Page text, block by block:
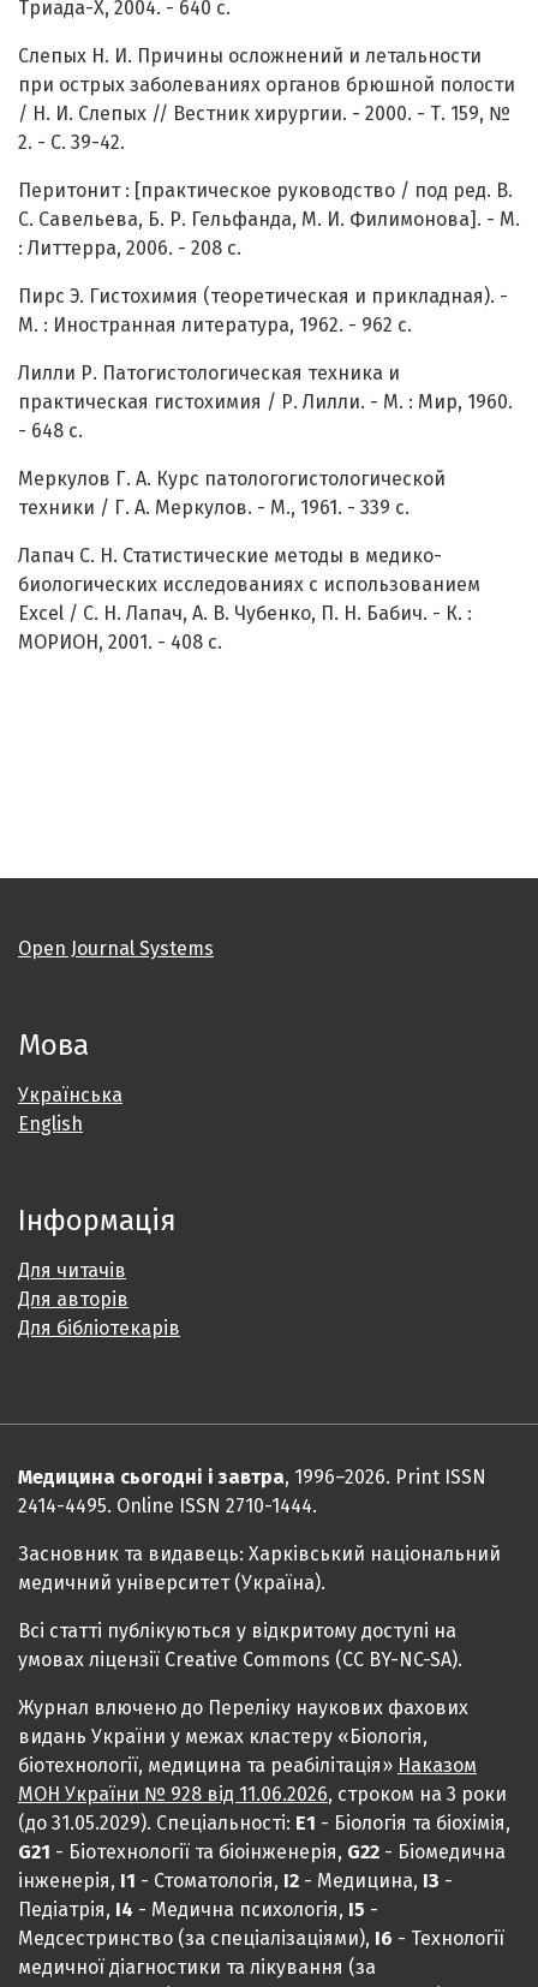
Триада-Х, 2004. - 640 с.
Слепых Н. И. Причины осложнений и летальности
при острых заболеваниях органов брюшной полости
/ Н. И. Слепых // Вестник хирургии. - 2000. - Т. 159, №
2. - С. 39-42.
Перитонит : [практическое руководство / под ред. В.
С. Савельева, Б. Р. Гельфанда, М. И. Филимонова]. - М.
: Литтерра, 2006. - 208 с.
Пирс Э. Гистохимия (теоретическая и прикладная). -
М. : Иностранная литература, 1962. - 962 с.
Лилли Р. Патогистологическая техника и
практическая гистохимия / Р. Лилли. - М. : Мир, 1960.
- 648 с.
Меркулов Г. А. Курс патологогистологической
техники / Г. А. Меркулов. - М., 1961. - 339 с.
Лапач С. Н. Статистические методы в медико-
биологических исследованиях с использованием
Excel / С. Н. Лапач, А. В. Чубенко, П. Н. Бабич. - К. :
МОРИОН, 2001. - 408 с.
Open Journal Systems
Мова
Українська
English
Інформація
Для читачів
Для авторів
Для бібліотекарів
Медицина сьогодні і завтра, 1996–2026. Print ISSN
2414-4495. Online ISSN 2710-1444.
Засновник та видавець: Харківський національний
медичний університет (Україна).
Всі статті публікуються у відкритому доступі на
умовах ліцензії Creative Commons (CC BY-NC-SA).
Журнал влючено до Переліку наукових фахових
видань України у межах кластеру «Біологія,
біотехнології, медицина та реабілітація» Наказом
МОН України № 928 від 11.06.2026, строком на 3 роки
(до 31.05.2029). Спеціальності: Е1 - Біологія та біохімія,
G21 - Біотехнології та біоінженерія, G22 - Біомедична
інженерія, I1 - Стоматологія, I2 - Медицина, IЗ -
Педіатрія, I4 - Медична психологія, I5 -
Медсестринство (за спеціалізаціями), I6 - Технології
медичної діагностики та лікування (за